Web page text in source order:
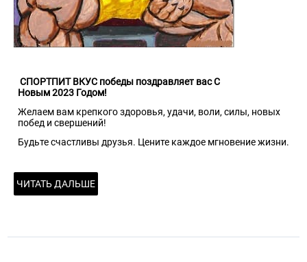
СПОРТПИТ ВКУС победы поздравляет вас С
Новым 2023 Годом!
Желаем вам крепкого здоровья, удачи, воли, силы, новых
побед и свершений!
Будьте счастливы друзья. Цените каждое мгновение жизни.
ЧИТАТЬ ДАЛЬШЕ